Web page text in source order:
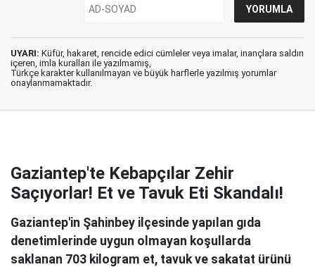
UYARI: Küfür, hakaret, rencide edici cümleler veya imalar, inançlara saldırı
içeren, imla kuralları ile yazılmamış,
Türkçe karakter kullanılmayan ve büyük harflerle yazılmış yorumlar
onaylanmamaktadır.
Gaziantep'te Kebapçılar Zehir
Saçıyorlar! Et ve Tavuk Eti Skandalı!
Gaziantep'in Şahinbey ilçesinde yapılan gıda
denetimlerinde uygun olmayan koşullarda
saklanan 703 kilogram et, tavuk ve sakatat ürünü